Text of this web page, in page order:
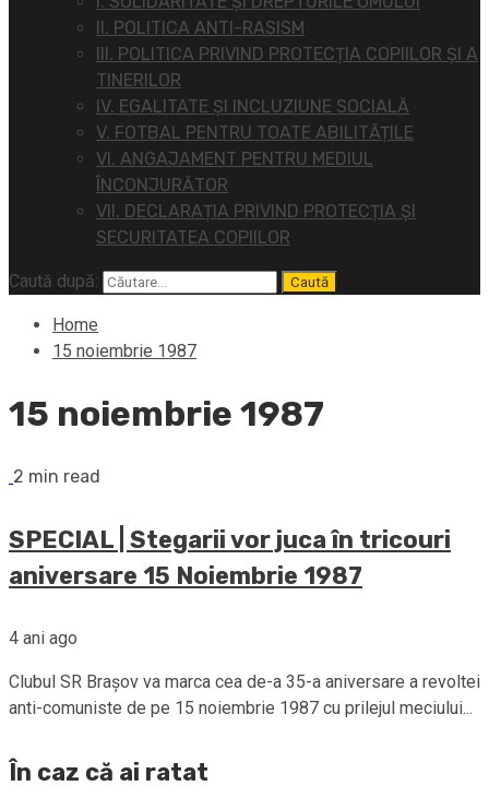
II. POLITICA ANTI-RASISM
III. POLITICA PRIVIND PROTECȚIA COPIILOR ȘI A
TINERILOR
IV. EGALITATE ȘI INCLUZIUNE SOCIALĂ
V. FOTBAL PENTRU TOATE ABILITĂȚILE
VI. ANGAJAMENT PENTRU MEDIUL
ÎNCONJURĂTOR
VII. DECLARAȚIA PRIVIND PROTECȚIA ȘI
SECURITATEA COPIILOR
Caută după:
Home
15 noiembrie 1987
15 noiembrie 1987
2 min read
SPECIAL | Stegarii vor juca în tricouri
aniversare 15 Noiembrie 1987
4 ani ago
Clubul SR Brașov va marca cea de-a 35-a aniversare a revoltei
anti-comuniste de pe 15 noiembrie 1987 cu prilejul meciului...
În caz că ai ratat